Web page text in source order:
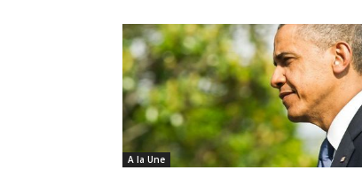
A la Une